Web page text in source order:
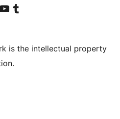
account
Visit our YouTube channel
Visit our Tumblr account
is the intellectual property